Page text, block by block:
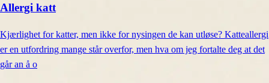
Allergi katt
Kjærlighet for katter, men ikke for nysingen de kan utløse? Katteallergi
er en utfordring mange står overfor, men hva om jeg fortalte deg at det
går an å o